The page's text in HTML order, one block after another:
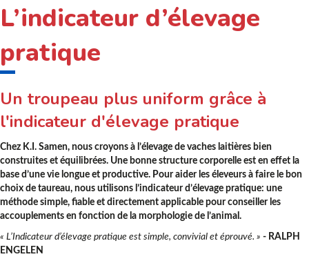
L’indicateur d’élevage
pratique
Un troupeau plus uniform grâce à
l'indicateur d'élevage pratique
Chez K.I. Samen, nous croyons à l’élevage de vaches laitières bien
construites et équilibrées. Une bonne structure corporelle est en effet la
base d’une vie longue et productive. Pour aider les éleveurs à faire le bon
choix de taureau, nous utilisons l’indicateur d’élevage pratique: une
méthode simple, fiable et directement applicable pour conseiller les
accouplements en fonction de la morphologie de l’animal.
« L’Indicateur d’élevage pratique est simple, convivial et éprouvé. » - RALPH
ENGELEN